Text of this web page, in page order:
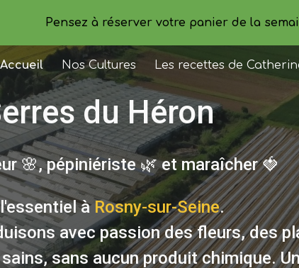
Skip to main content Skip to
Pensez à réserver votre panier de la
Accueil Nos Cultures Les recettes de
du Héron
🌸, pépiniériste 🌿 et maraîcher 🍓
à Rosny-sur-Seine.
avec passion des fleurs, des
sans aucun produit chimique.